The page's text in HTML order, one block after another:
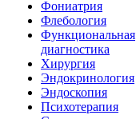
Фониатрия
Флебология
Функциональная
диагностика
Хирургия
Эндокринология
Эндоскопия
Психотерапия